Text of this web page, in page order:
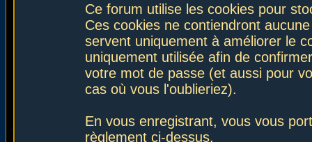
Ce forum utilise les cookies pour
Ces cookies ne contiendront
servent uniquement à améliorer le
uniquement utilisée afin de
votre mot de passe (et aussi pour
cas où vous l'oublieriez).
En vous enregistrant, vous vous
règlement ci-dessus.